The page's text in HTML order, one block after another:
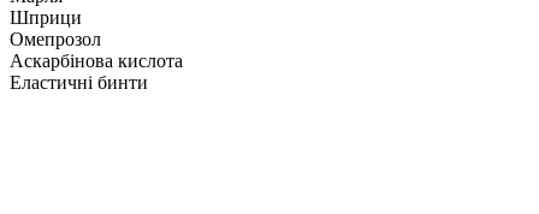
Шприци
Омепрозол
Аскарбінова кислота
Еластичні бинти